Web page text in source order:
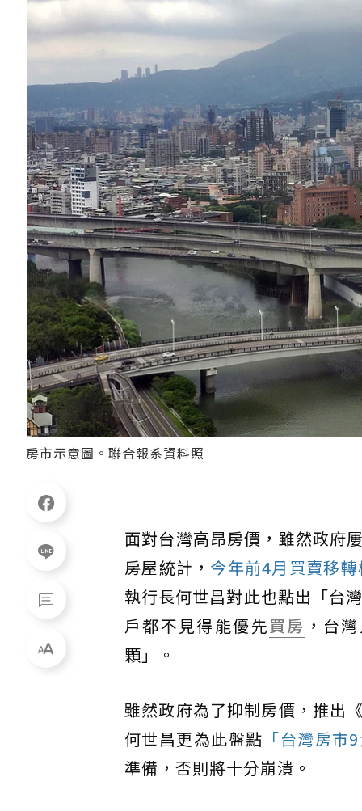
房市示意圖。聯合報系資料照
面對台灣高昂房價，雖然政府
房屋統計， 今年前4月買賣移
執行長何世昌對此也點出「台
戶都不見得能優先買房 ，台
顆」。
雖然政府為了抑制房價，推出
何世昌更為此盤點 「台灣房市
準備，否則將十分崩潰。